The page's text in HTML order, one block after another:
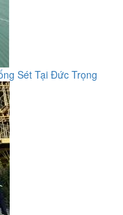
Sét Tại Đức Trọng